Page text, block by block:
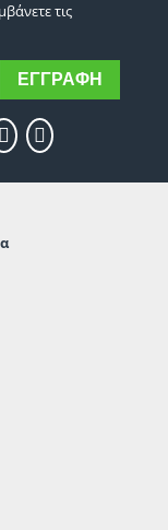
τις
ΕΓΓΡΑΦΉ